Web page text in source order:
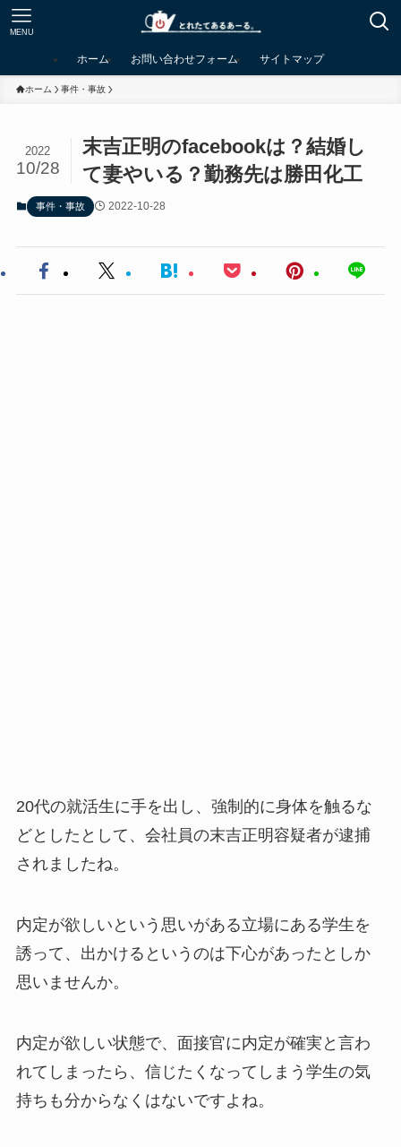
MENU
ホーム お問い合わせフォーム サイトマップ
ホーム 事件・事故
末吉正明のfacebookは？結婚し
て妻やいる？勤務先は勝田化工
2022
10/28
事件・事故 2022-10-28
20代の就活生に手を出し、強制的に身体を触るな
どとしたとして、会社員の末吉正明容疑者が逮捕
されましたね。
内定が欲しいという思いがある立場にある学生を
誘って、出かけるというのは下心があったとしか
思いませんか。
内定が欲しい状態で、面接官に内定が確実と言わ
れてしまったら、信じたくなってしまう学生の気
持ちも分からなくはないですよね。